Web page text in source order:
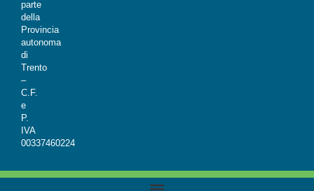
parte
della
Provincia
autonoma
di
Trento
–
C.F.
e
P.
IVA
00337460224